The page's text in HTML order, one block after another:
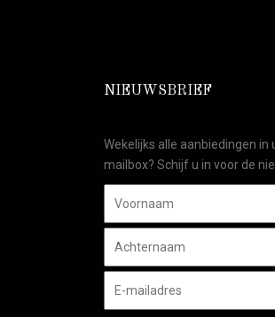
NIEUWSBRIEF
Wekelijks alle aanbiedingen in
mailbox? Schijf u in voor de